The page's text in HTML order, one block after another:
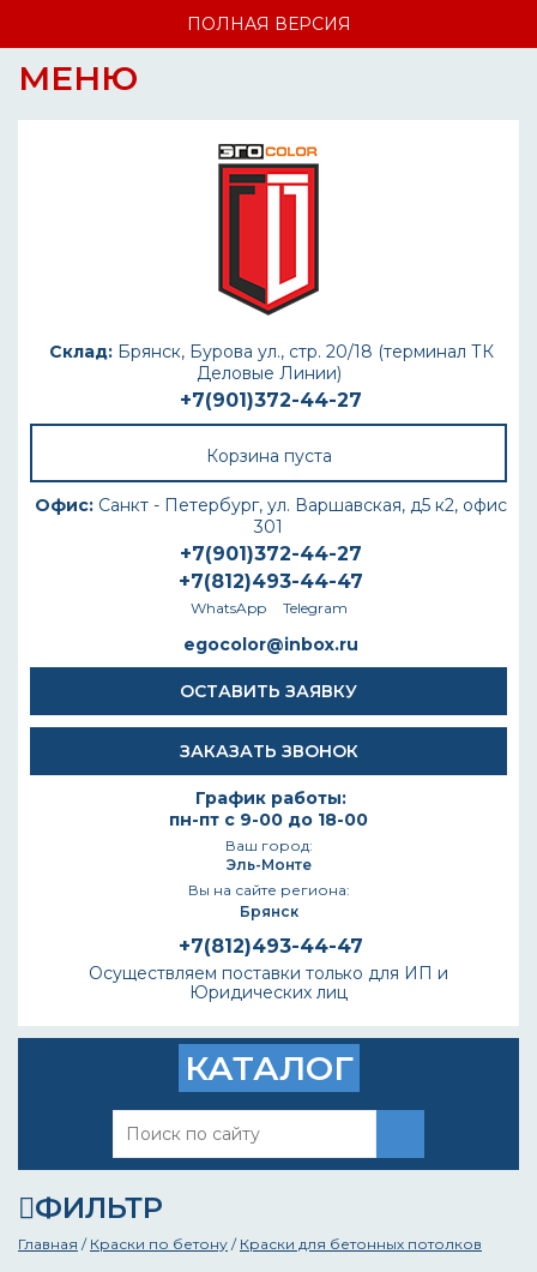
ПОЛНАЯ ВЕРСИЯ
МЕНЮ
Склад:Брянск, Бурова ул., стр. 20/18 (терминал ТК
Деловые Линии)
+7(901)372-44-27
Корзина пуста
Офис: Санкт - Петербург, ул. Варшавская, д5 к2, офис
301
+7(901)372-44-27
+7(812)493-44-47
WhatsApp Telegram
egocolor@inbox.ru
ОСТАВИТЬ ЗАЯВКУ
ЗАКАЗАТЬ ЗВОНОК
График работы:
пн-пт с 9-00 до 18-00
Ваш город:
Эль-Монте
Вы на сайте региона:
Брянск
+7(812)493-44-47
Осуществляем поставки только для ИП и
Юридических лиц
КАТАЛОГ
ФИЛЬТР
Главная / Краски по бетону / Краски для бетонных потолков